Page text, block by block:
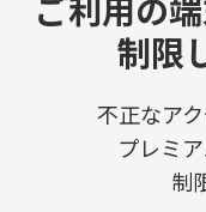
ご利用の
制限
不正なア
プレミ
制